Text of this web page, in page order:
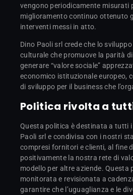
vengono periodicamente misurati
miglioramento continuo ottenuto
interventi messi in atto.
Dino Paoli srl crede che lo
culturale che promuove la parità
generare “valore sociale”
economico istituzionale europeo,
di sviluppo per il business che
Politica rivolta a
Questa politica è destinata a tutti
Paoli srl e condivisa con i nostri
compresi fornitori e clienti, al fine
positivamente la nostra rete di
modello per altre aziende. Questa
monitorata e revisionata a
garantire che l’uguaglianza e le